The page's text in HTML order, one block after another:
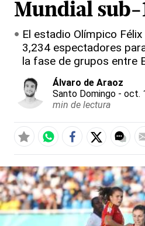
Mundial sub-
El estadio Olímpico
3,234 espectadores
la fase de grupos entre
Álvaro de Araoz
Santo Domingo - oct.
min de lectura